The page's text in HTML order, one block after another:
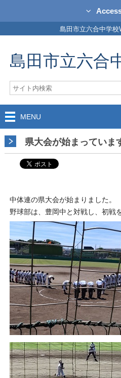
島田市立六合中学
島田市立六合
MENU
県大会が始まっていま
中体連の県大会が始まりました。
野球部は、豊岡中と対戦し、初戦